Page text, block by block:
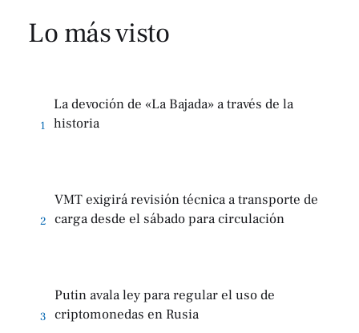
Lo más visto
1
La devoción de «La Bajada» a través de la
historia
2
VMT exigirá revisión técnica a transporte de
carga desde el sábado para circulación
3
Putin avala ley para regular el uso de
criptomonedas en Rusia